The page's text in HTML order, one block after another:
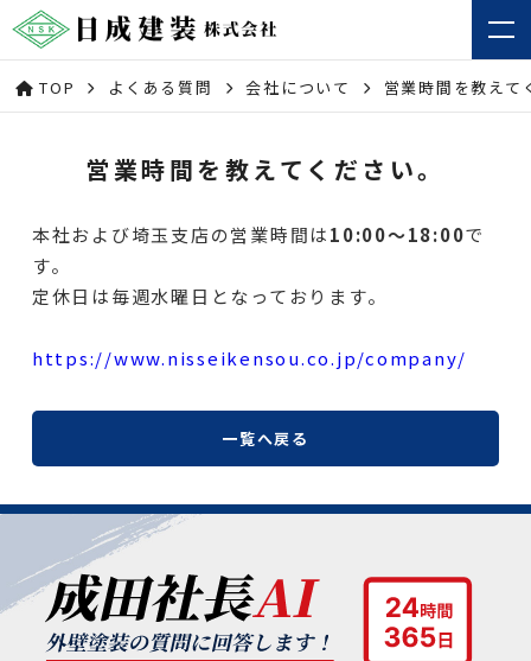
TOP よくある質問 会社について 営業時間を教えて
営業時間を教えてください。
本社および埼玉支店の営業時間は10:00～18:00で
す。
定休日は毎週水曜日となっております。
https://www.nisseikensou.co.jp/company/
一覧へ戻る